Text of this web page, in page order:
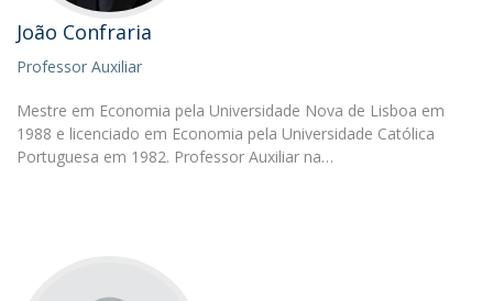
João Confraria
Professor Auxiliar
Mestre em Economia pela Universidade Nova de Lisboa em
1988 e licenciado em Economia pela Universidade Católica
Portuguesa em 1982. Professor Auxiliar na…